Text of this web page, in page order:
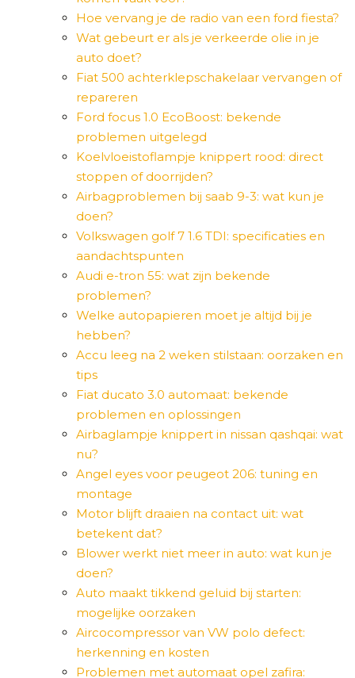
Hoe vervang je de radio van een ford fiesta?
Wat gebeurt er als je verkeerde olie in je
auto doet?
Fiat 500 achterklepschakelaar vervangen of
repareren
Ford focus 1.0 EcoBoost: bekende
problemen uitgelegd
Koelvloeistoflampje knippert rood: direct
stoppen of doorrijden?
Airbagproblemen bij saab 9-3: wat kun je
doen?
Volkswagen golf 7 1.6 TDI: specificaties en
aandachtspunten
Audi e-tron 55: wat zijn bekende
problemen?
Welke autopapieren moet je altijd bij je
hebben?
Accu leeg na 2 weken stilstaan: oorzaken en
tips
Fiat ducato 3.0 automaat: bekende
problemen en oplossingen
Airbaglampje knippert in nissan qashqai: wat
nu?
Angel eyes voor peugeot 206: tuning en
montage
Motor blijft draaien na contact uit: wat
betekent dat?
Blower werkt niet meer in auto: wat kun je
doen?
Auto maakt tikkend geluid bij starten:
mogelijke oorzaken
Aircocompressor van VW polo defect:
herkenning en kosten
Problemen met automaat opel zafira: